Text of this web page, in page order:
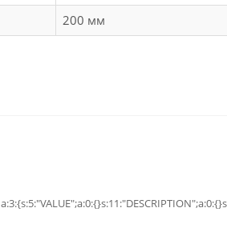
200 мм